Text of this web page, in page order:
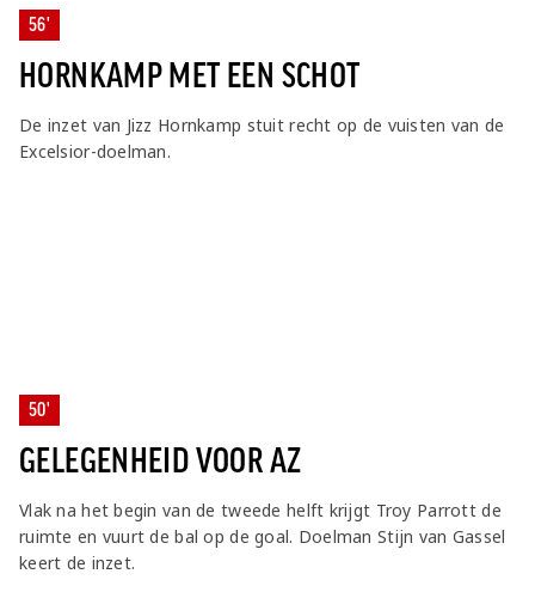
56'
HORNKAMP MET EEN SCHOT
De inzet van Jizz Hornkamp stuit recht op de vuisten van de
Excelsior-doelman.
50'
GELEGENHEID VOOR AZ
Vlak na het begin van de tweede helft krijgt Troy Parrott de
ruimte en vuurt de bal op de goal. Doelman Stijn van Gassel
keert de inzet.